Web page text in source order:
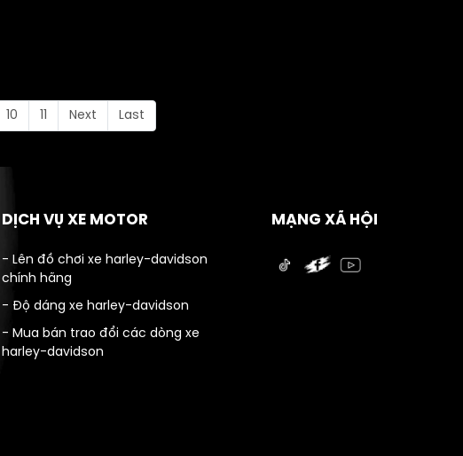
10 Next Last
DỊCH VỤ XE MOTOR
- Lên đồ chơi xe harley-davidson
chính hãng
- Độ dáng xe harley-davidson
- Mua bán trao đổi các dòng xe
harley-davidson
MẠNG XÃ HỘI